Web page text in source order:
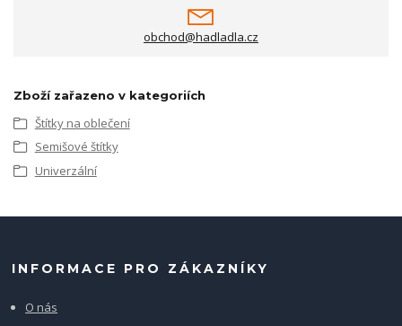
obchod@hadladla.cz
Zboží zařazeno v kategoriích
Štítky na oblečení
Semišové štítky
Univerzální
INFORMACE PRO ZÁKAZNÍKY
O nás